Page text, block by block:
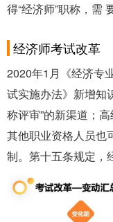
得“经济师”职称，需
经济师考试改革
2020年1月《经济专
试实施办法》新增知
称评审”的新渠道；
其他职业资格人员也
制。第十五条规定，